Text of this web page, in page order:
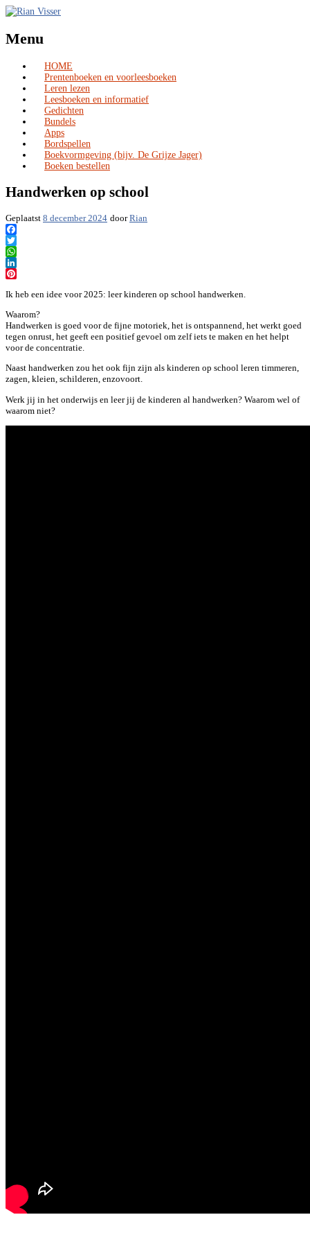
Menu
Skip
to
content
HOME
Prentenboeken en voorleesboeken
Leren lezen
Leesboeken en informatief
Gedichten
Bundels
Apps
Bordspellen
Boekvormgeving (bijv. De Grijze Jager)
Boeken bestellen
Handwerken op school
Geplaatst 8 december 2024 doorRian
Facebook
Twitter
WhatsApp
LinkedIn
Ik heb een idee voor 2025: leer kinderen op school handwerken.
Waarom?
Handwerken is goed voor de fijne motoriek, het is ontspannend, het werkt goed
tegen onrust, het geeft een positief gevoel om zelf iets te maken en het helpt
voor de concentratie.
Naast handwerken zou het ook fijn zijn als kinderen op school leren timmeren,
zagen, kleien, schilderen, enzovoort.
Werk jij in het onderwijs en leer jij de kinderen al handwerken? Waarom wel of
waarom niet?